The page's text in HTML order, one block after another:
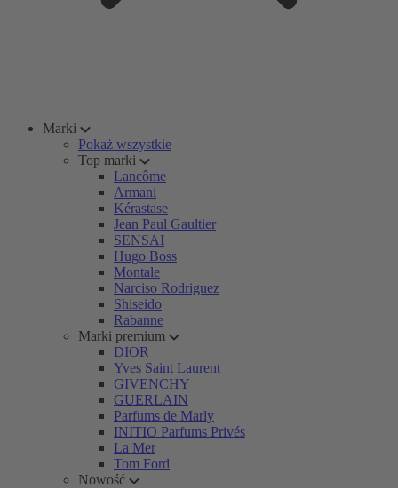
Marki
Pokaż wszystkie
Top marki
Lancôme
Armani
Kérastase
Jean Paul Gaultier
SENSAI
Hugo Boss
Montale
Narciso Rodriguez
Shiseido
Rabanne
Marki premium
DIOR
Yves Saint Laurent
GIVENCHY
GUERLAIN
Parfums de Marly
INITIO Parfums Privés
La Mer
Tom Ford
Nowość